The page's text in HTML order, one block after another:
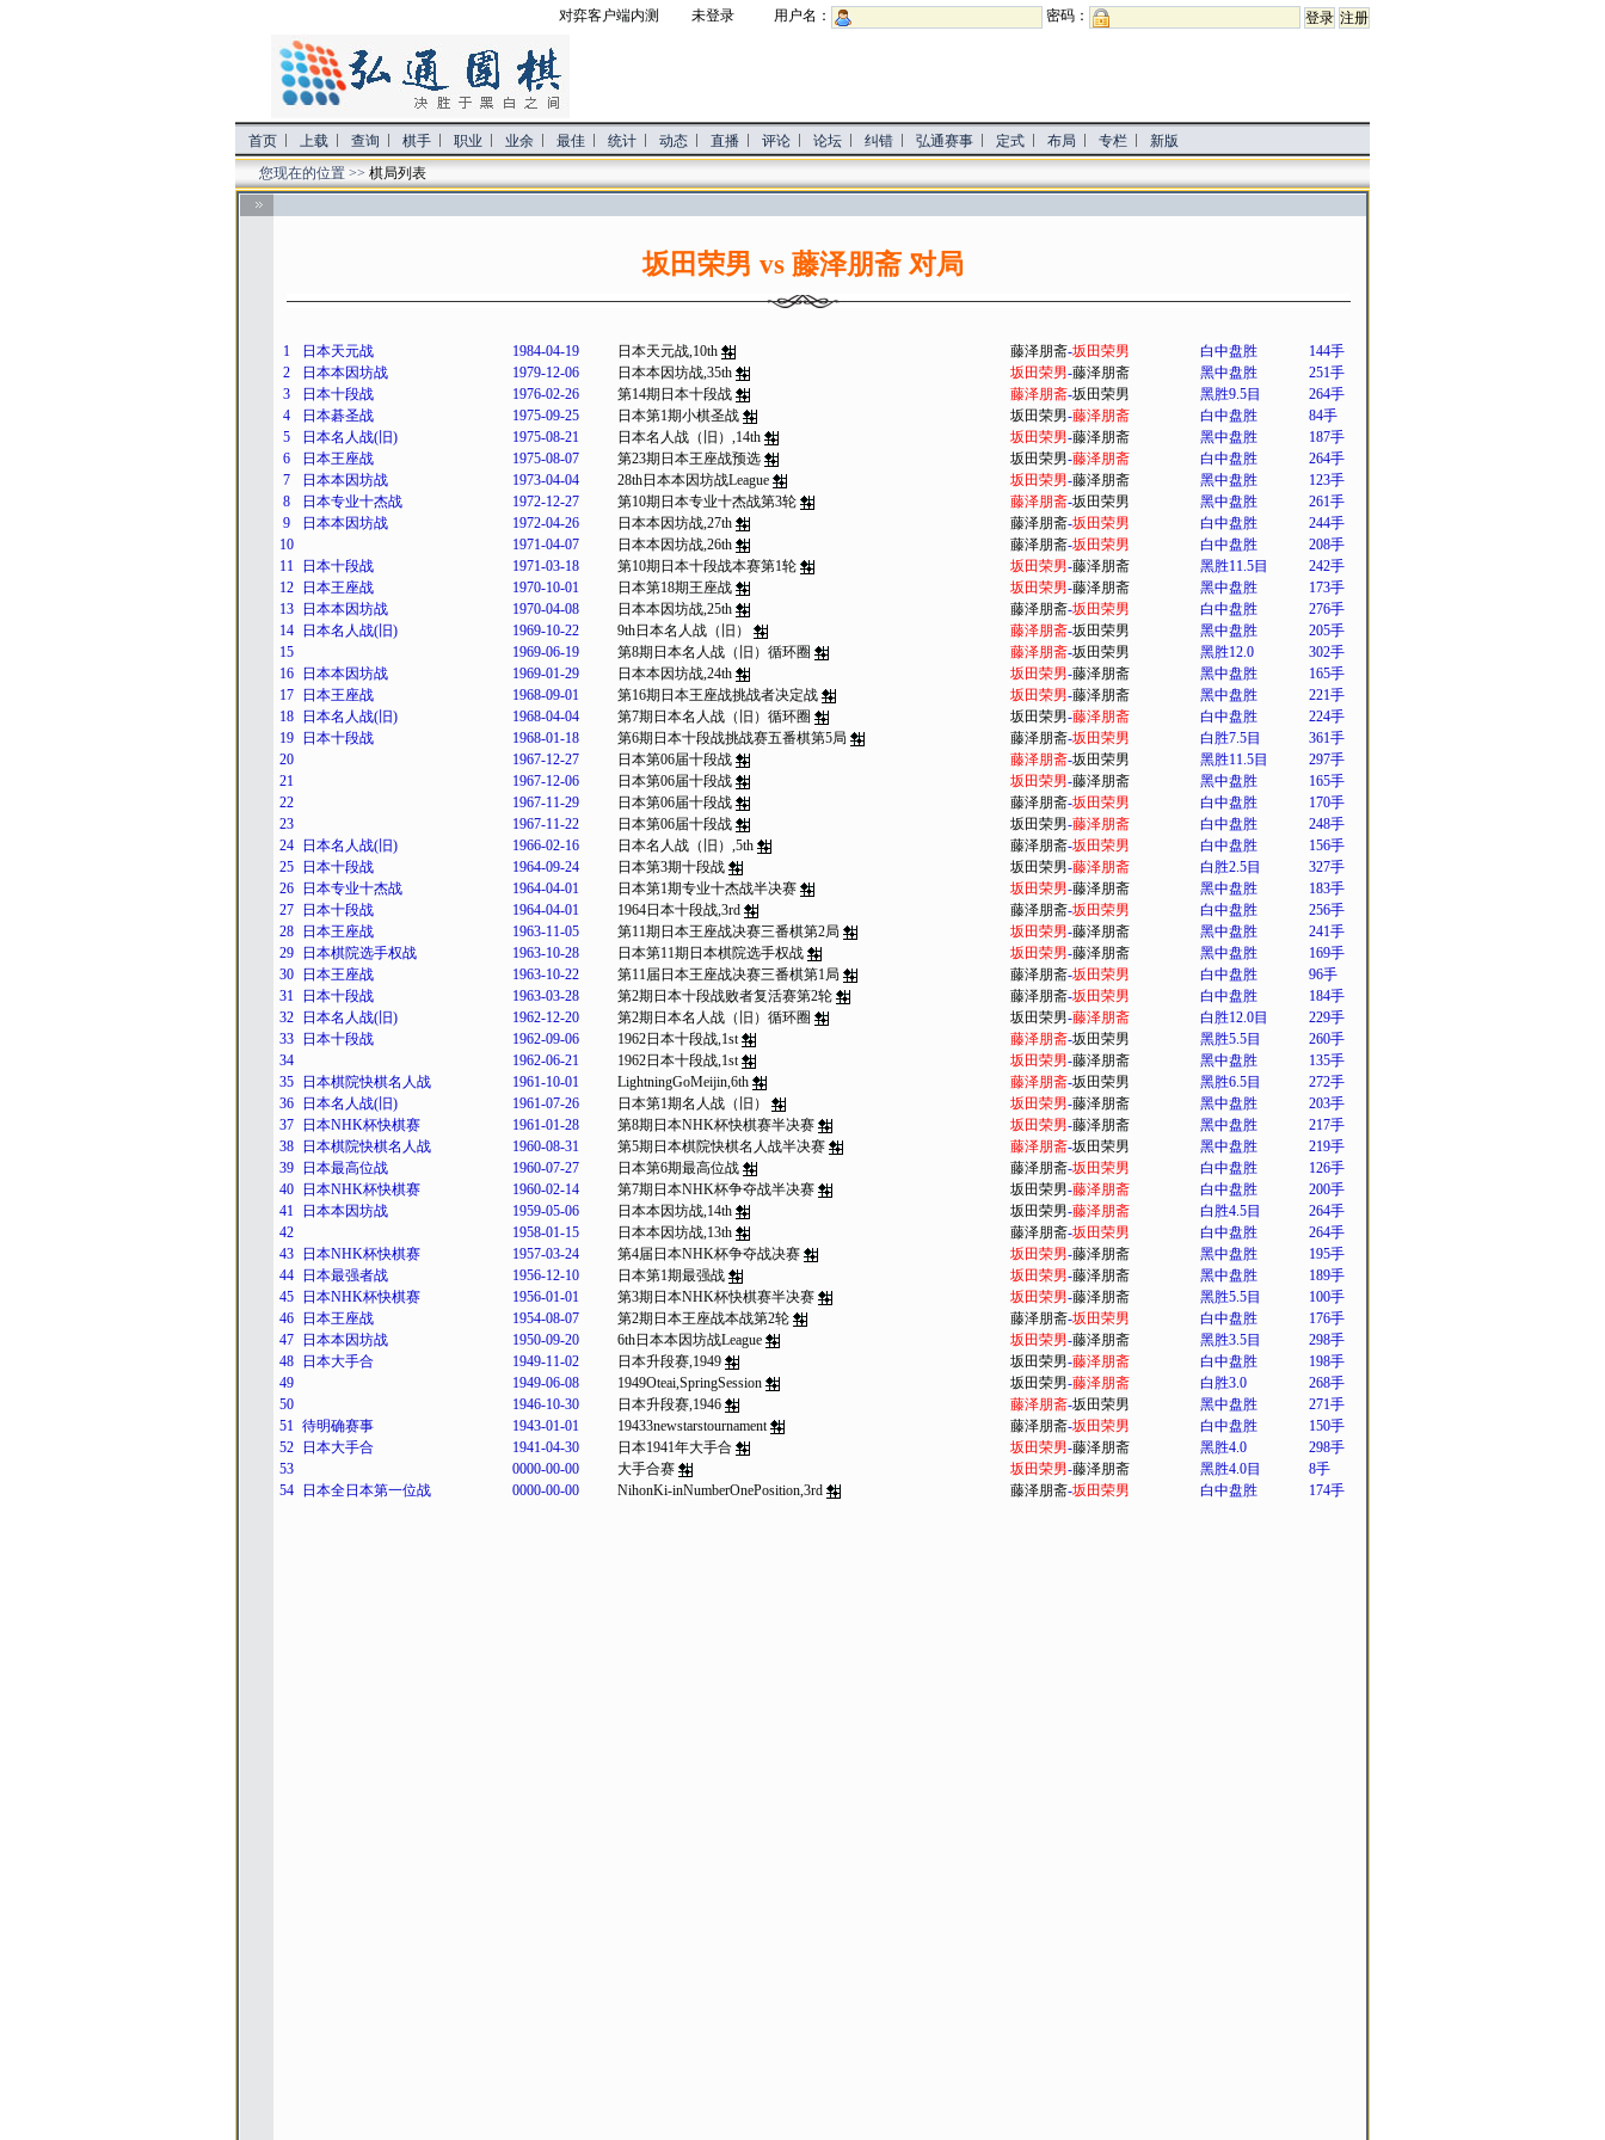
对弈客户端内测 未登录 用户名： 密码：
首页 上载 查询 棋手 职业 业余 最佳 统计 动态 直播 评论 论坛 纠错 弘通赛事 定式 布局 专栏
新版
您现在的位置 >> 棋局列表
坂田荣男 vs 藤泽朋斋 对局
1 日本天元战 1984-04-19 日本天元战,10th 藤泽朋斋-坂田荣男 白中盘胜
144手
2
日本本因坊战 1979-12-06 日本本因坊战,35th 坂田荣男-藤泽朋斋 黑中盘胜
251手
3
日本十段战 1976-02-26 第14期日本十段战 藤泽朋斋-坂田荣男 黑胜9.5目
264手
4
日本碁圣战 1975-09-25 日本第1期小棋圣战 坂田荣男-藤泽朋斋 白中盘胜
84手
5
日本名人战(旧) 1975-08-21 日本名人战（旧）,14th 坂田荣男-藤泽朋斋 黑中盘胜
187手
6
日本王座战 1975-08-07 第23期日本王座战预选 坂田荣男-藤泽朋斋 白中盘胜
264手
7
日本本因坊战 1973-04-04 28th日本本因坊战League 坂田荣男-藤泽朋斋 黑中盘胜
123手
8
日本专业十杰战 1972-12-27 第10期日本专业十杰战第3轮 藤泽朋斋-坂田荣男 黑中盘胜
261手
9
日本本因坊战 1972-04-26 日本本因坊战,27th 藤泽朋斋-坂田荣男 白中盘胜
244手
10
1971-04-07 日本本因坊战,26th 藤泽朋斋-坂田荣男 白中盘胜
208手
11
日本十段战 1971-03-18 第10期日本十段战本赛第1轮 坂田荣男-藤泽朋斋 黑胜11.5目
242手
12
日本王座战 1970-10-01 日本第18期王座战 坂田荣男-藤泽朋斋 黑中盘胜
173手
13
日本本因坊战 1970-04-08 日本本因坊战,25th 藤泽朋斋-坂田荣男 白中盘胜
276手
14
日本名人战(旧) 1969-10-22 9th日本名人战（旧） 藤泽朋斋-坂田荣男 黑中盘胜
205手
15
1969-06-19 第8期日本名人战（旧）循环圈 藤泽朋斋-坂田荣男 黑胜12.0
302手
16
日本本因坊战 1969-01-29 日本本因坊战,24th 坂田荣男-藤泽朋斋 黑中盘胜
165手
17
日本王座战 1968-09-01 第16期日本王座战挑战者决定战 坂田荣男-藤泽朋斋 黑中盘胜
221手
18
日本名人战(旧) 1968-04-04 第7期日本名人战（旧）循环圈 坂田荣男-藤泽朋斋 白中盘胜
224手
19
日本十段战 1968-01-18 第6期日本十段战挑战赛五番棋第5局 藤泽朋斋-坂田荣男 白胜7.5目
361手
20
1967-12-27 日本第06届十段战 藤泽朋斋-坂田荣男 黑胜11.5目
297手
21
1967-12-06 日本第06届十段战 坂田荣男-藤泽朋斋 黑中盘胜
165手
22
1967-11-29 日本第06届十段战 藤泽朋斋-坂田荣男 白中盘胜
170手
23
1967-11-22 日本第06届十段战 坂田荣男-藤泽朋斋 白中盘胜
248手
24
日本名人战(旧) 1966-02-16 日本名人战（旧）,5th 藤泽朋斋-坂田荣男 白中盘胜
156手
25
日本十段战 1964-09-24 日本第3期十段战 坂田荣男-藤泽朋斋 白胜2.5目
327手
26
日本专业十杰战 1964-04-01 日本第1期专业十杰战半决赛 坂田荣男-藤泽朋斋 黑中盘胜
183手
27
日本十段战 1964-04-01 1964日本十段战,3rd 藤泽朋斋-坂田荣男 白中盘胜
256手
28
日本王座战 1963-11-05 第11期日本王座战决赛三番棋第2局 坂田荣男-藤泽朋斋 黑中盘胜
241手
29
日本棋院选手权战 1963-10-28 日本第11期日本棋院选手权战 坂田荣男-藤泽朋斋 黑中盘胜
169手
30
日本王座战 1963-10-22 第11届日本王座战决赛三番棋第1局 藤泽朋斋-坂田荣男 白中盘胜
96手
31
日本十段战 1963-03-28 第2期日本十段战败者复活赛第2轮 藤泽朋斋-坂田荣男 白中盘胜
184手
32
日本名人战(旧) 1962-12-20 第2期日本名人战（旧）循环圈 坂田荣男-藤泽朋斋 白胜12.0目
229手
33
日本十段战 1962-09-06 1962日本十段战,1st 藤泽朋斋-坂田荣男 黑胜5.5目
260手
34
1962-06-21 1962日本十段战,1st 坂田荣男-藤泽朋斋 黑中盘胜
135手
35
日本棋院快棋名人战 1961-10-01 LightningGoMeijin,6th 藤泽朋斋-坂田荣男 黑胜6.5目
272手
36
日本名人战(旧) 1961-07-26 日本第1期名人战（旧） 坂田荣男-藤泽朋斋 黑中盘胜
203手
37
日本NHK杯快棋赛 1961-01-28 第8期日本NHK杯快棋赛半决赛 坂田荣男-藤泽朋斋 黑中盘胜
217手
38
日本棋院快棋名人战 1960-08-31 第5期日本棋院快棋名人战半决赛 藤泽朋斋-坂田荣男 黑中盘胜
219手
39
日本最高位战 1960-07-27 日本第6期最高位战 藤泽朋斋-坂田荣男 白中盘胜
126手
40
日本NHK杯快棋赛 1960-02-14 第7期日本NHK杯争夺战半决赛 坂田荣男-藤泽朋斋 白中盘胜
200手
41
日本本因坊战 1959-05-06 日本本因坊战,14th 坂田荣男-藤泽朋斋 白胜4.5目
264手
42
1958-01-15 日本本因坊战,13th 藤泽朋斋-坂田荣男 白中盘胜
264手
43
日本NHK杯快棋赛 1957-03-24 第4届日本NHK杯争夺战决赛 坂田荣男-藤泽朋斋 黑中盘胜
195手
44
日本最强者战 1956-12-10 日本第1期最强战 坂田荣男-藤泽朋斋 黑中盘胜
189手
45
日本NHK杯快棋赛 1956-01-01 第3期日本NHK杯快棋赛半决赛 坂田荣男-藤泽朋斋 黑胜5.5目
100手
46
日本王座战 1954-08-07 第2期日本王座战本战第2轮 藤泽朋斋-坂田荣男 白中盘胜
176手
47
日本本因坊战 1950-09-20 6th日本本因坊战League 坂田荣男-藤泽朋斋 黑胜3.5目
298手
48
日本大手合 1949-11-02 日本升段赛,1949 坂田荣男-藤泽朋斋 白中盘胜
198手
49
1949-06-08 1949Oteai,SpringSession 坂田荣男-藤泽朋斋 白胜3.0
268手
50
1946-10-30 日本升段赛,1946 藤泽朋斋-坂田荣男 黑中盘胜
271手
51 待明确赛事 1943-01-01 19433newstarstournament 藤泽朋斋-坂田荣男 白中盘胜
150手
52
日本大手合 1941-04-30 日本1941年大手合 坂田荣男-藤泽朋斋 黑胜4.0
298手
53
0000-00-00 大手合赛 坂田荣男-藤泽朋斋 黑胜4.0目
8手
54
日本全日本第一位战 0000-00-00 NihonKi-inNumberOnePosition,3rd 藤泽朋斋-坂田荣男 白中盘胜 174手